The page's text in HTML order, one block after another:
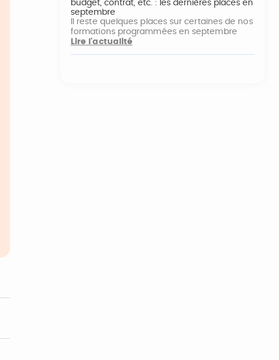
budget, contrat, etc. : les dernières places en
septembre
Il reste quelques places sur certaines de nos
formations programmées en septembre
Lire l'actualité